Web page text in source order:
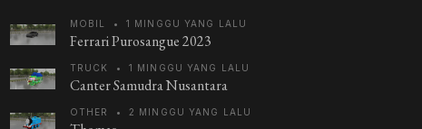
MOBIL • 1 MINGGU YANG LALU
Ferrari Purosangue 2023
TRUCK • 1 MINGGU YANG LALU
Canter Samudra Nusantara
OTHER • 2 MINGGU YANG LALU